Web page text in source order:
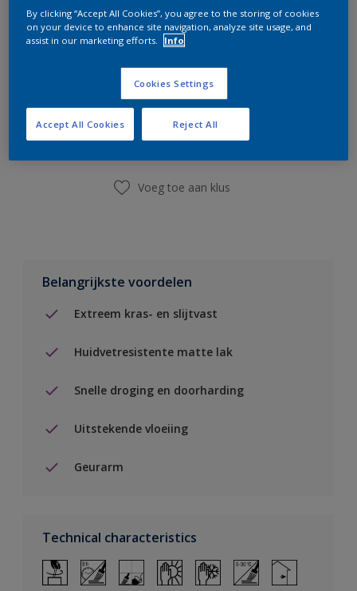
Boodschappenlijst
Vind een winkel
Voeg toe aan klus
Belangrijkste voordelen
Extreem kras- en slijtvast
Huidvetresistente matte lak
Snelle droging en doorharding
Uitstekende vloeiing
Geurarm
Technical characteristics
By clicking “Accept All Cookies”, you agree to the storing of cookies
on your device to enhance site navigation, analyze site usage, and
assist in our marketing efforts.
Info
Cookies Settings
Reject All
Accept All Cookies